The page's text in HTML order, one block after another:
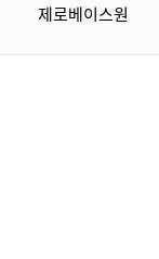
제로베이스원